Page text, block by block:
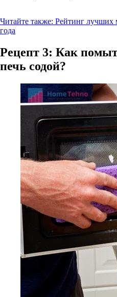
Читайте также: Рейтинг лучших
года
Рецепт 3: Как
печь содой?